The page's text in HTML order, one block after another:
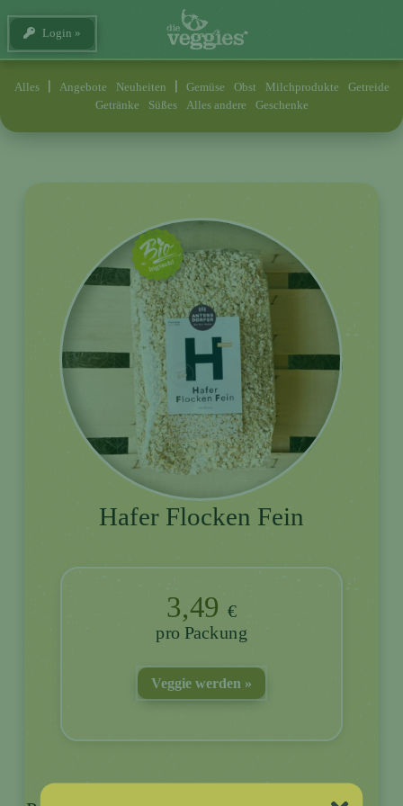
Login
Alles Angebote Neuheiten Gemüse Obst Milchprodukte
Getreide
Getränke
Süßes Alles andere Geschenke
Hafer Flocken Fein
3,49 €
Packung
Veggie werden